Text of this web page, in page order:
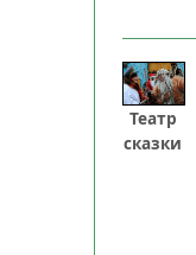
Театр
сказки